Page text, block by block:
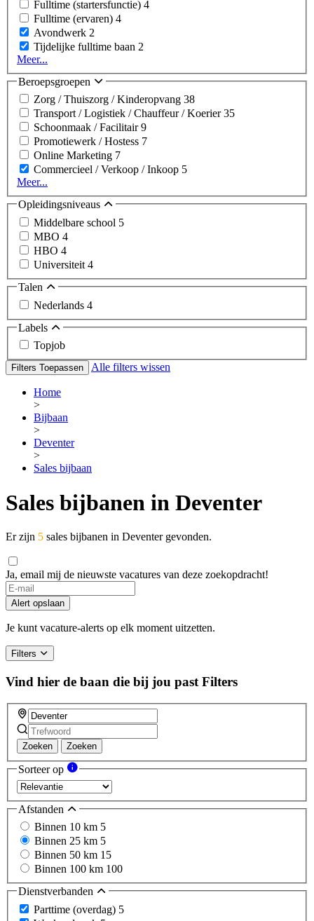
Fulltime (startersfunctie) 4
Fulltime (ervaren) 4
Avondwerk 2
Tijdelijke fulltime baan 2
Meer...
Beroepsgroepen
Zorg / Thuiszorg / Kinderopvang 38
Transport / Logistiek / Chauffeur / Koerier35
Schoonmaak / Facilitair9
Promotiewerk / Hostess 7
Online Marketing 7
Commercieel / Verkoop / Inkoop 5
Meer...
Opleidingsniveaus
Middelbare school 5
MBO 4
HBO 4
Universiteit 4
Talen
Nederlands 4
Labels
Topjob
Filters Toepassen Alle filters wissen
Home
>
Bijbaan
>
Deventer
>
Sales bijbaan
Sales bijbanen in Deventer
Er zijn 5 sales bijbanen in Deventer gevonden.
Ja, email mij de nieuwste vacatures van deze zoekopdracht!
If
you
are
a
ignore
this
field
Alert opslaan
Je kunt vacature-alerts op elk moment uitzetten.
Filters
Vind hier de baan die bij jou past Filters
Zoeken Zoeken
Sorteer op
Afstanden
Binnen 10 km 5
Binnen 25 km 5
Binnen 50 km 15
Binnen 100 km 100
Dienstverbanden
Parttime (overdag) 5